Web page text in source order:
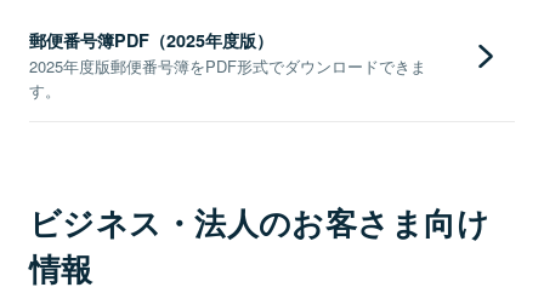
郵便番号簿PDF（2025年度版）
2025年度版郵便番号簿をPDF形式でダウンロードできま
す。
ビジネス・法人のお客さま向け
情報